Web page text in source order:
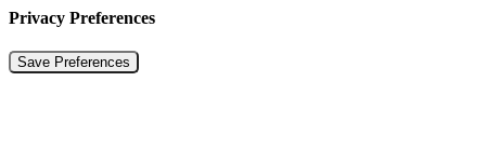
Privacy Preferences